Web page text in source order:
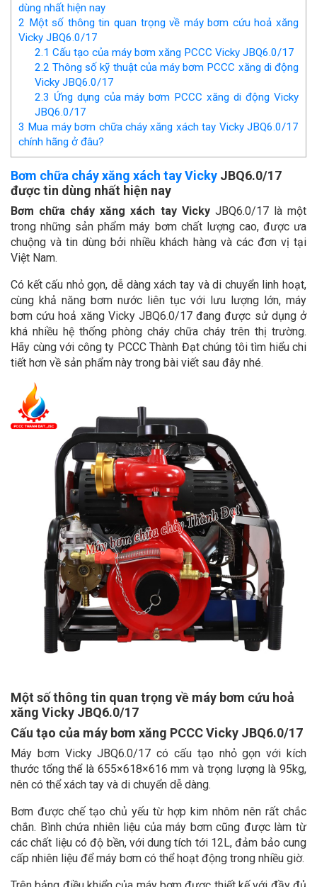
dùng nhất hiện nay
2 Một số thông tin quan trọng về máy bơm cứu hoả xăng
Vicky JBQ6.0/17
2.1 Cấu tạo của máy bơm xăng PCCC Vicky JBQ6.0/17
2.2 Thông số kỹ thuật của máy bơm PCCC xăng di động
Vicky JBQ6.0/17
2.3 Ứng dụng của máy bơm PCCC xăng di động Vicky
JBQ6.0/17
3 Mua máy bơm chữa cháy xăng xách tay Vicky JBQ6.0/17
chính hãng ở đâu?
Bơm chữa cháy xăng xách tay Vicky JBQ6.0/17
được tin dùng nhất hiện nay
Bơm chữa cháy xăng xách tay VickyJBQ6.0/17 là một
trong những sản phẩm máy bơm chất lượng cao, được ưa
chuộng và tin dùng bởi nhiều khách hàng và các đơn vị tại
Việt Nam.
Có kết cấu nhỏ gọn, dễ dàng xách tay và di chuyển linh hoạt,
cùng khả năng bơm nước liên tục với lưu lượng lớn, máy
bơm cứu hoả xăng Vicky JBQ6.0/17 đang được sử dụng ở
khá nhiều hệ thống phòng cháy chữa cháy trên thị trường.
Hãy cùng với công ty PCCC Thành Đạt chúng tôi tìm hiểu chi
tiết hơn về sản phẩm này trong bài viết sau đây nhé.
Một số thông tin quan trọng về máy bơm cứu hoả
xăng Vicky JBQ6.0/17
Cấu tạo của máy bơm xăng PCCC Vicky JBQ6.0/17
Máy bơm Vicky JBQ6.0/17 có cấu tạo nhỏ gọn với kích
thước tổng thể là 655×618×616 mm và trọng lượng là 95kg,
nên có thể xách tay và di chuyển dễ dàng.
Bơm được chế tạo chủ yếu từ hợp kim nhôm nên rất chắc
chắn. Bình chứa nhiên liệu của máy bơm cũng được làm từ
các chất liệu có độ bền, với dung tích tới 12L, đảm bảo cung
cấp nhiên liệu để máy bơm có thể hoạt động trong nhiều giờ.